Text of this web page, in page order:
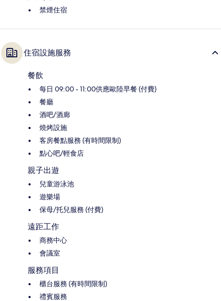
禁煙住宿
住宿設施服務
餐飲
每日 09:00 - 11:00供應歐陸早餐 (付費)
餐廳
酒吧/酒廊
燒烤設施
客房餐點服務 (有時間限制)
點心吧/輕食店
親子出遊
兒童游泳池
遊樂場
保母/托兒服務 (付費)
遠距工作
商務中心
會議室
服務項目
櫃台服務 (有時間限制)
禮賓服務